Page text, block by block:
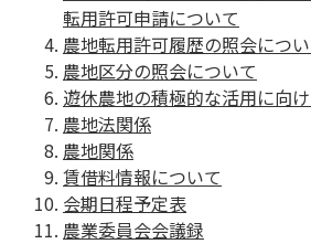
転用許可申請について
農地転用許可履歴の照会につ
農地区分の照会について
遊休農地の積極的な活用に向
農地法関係
農地関係
賃借料情報について
会期日程予定表
農業委員会会議録